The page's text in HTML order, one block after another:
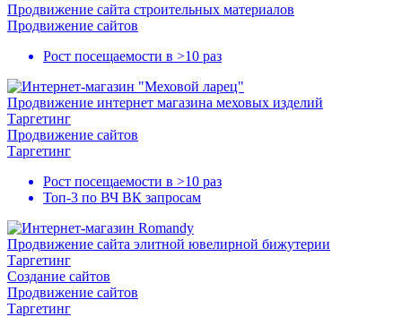
Продвижение сайта строительных материалов
Продвижение сайтов
Рост посещаемости в >10 раз
Продвижение интернет магазина меховых изделий
Таргетинг
Продвижение сайтов
Таргетинг
Рост посещаемости в >10 раз
Топ-3 по ВЧ ВК запросам
Продвижение сайта элитной ювелирной бижутерии
Таргетинг
Создание сайтов
Продвижение сайтов
Таргетинг